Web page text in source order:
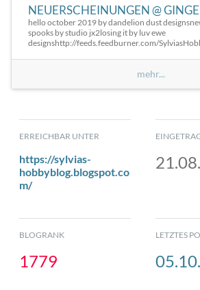
NEUERSCHEINUNGEN @
hello october 2019 by dandelion dust
spooks by studio jx2losing it by luv ewe
designshttp://feeds.feedburner.com/
mehr...
ERREICHBAR UNTER
https://sylvias-
hobbyblog.blogspot.co
m/
BLOGRANK
1779
LETZTES